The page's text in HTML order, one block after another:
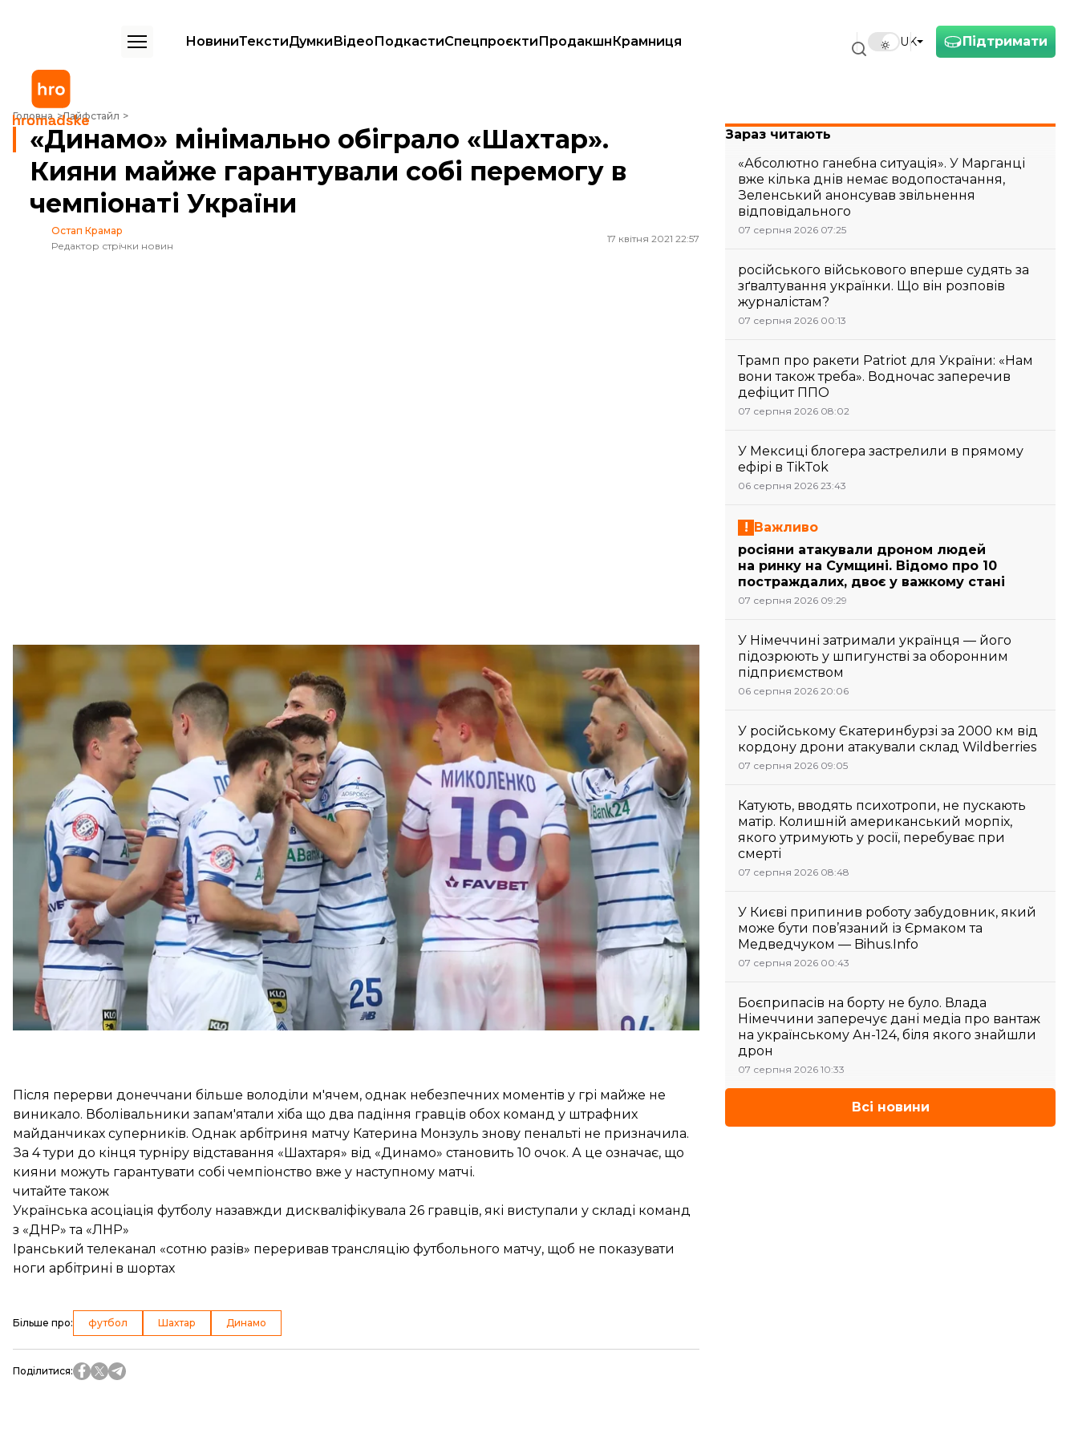
Підтримати
UK
НовиниТекстиДумкиВідеоПодкастиСпецпроєктиПродакшнКрамниця
Головна Лайфстайл
«Динамо» мінімально обіграло «Шахтар». Кияни майже гарантували собі перемогу в чемпіонаті України
«Динамо» мінімально обіграло «Шахтар».
Кияни майже гарантували собі перемогу в
чемпіонаті України
Остап Крамар
Редактор стрічки новин
17 квітня 2021 22:57
Футболісти «Динамо» святкують гол у ворота «Шахтаря» у матчі чемпіонату України
ФК «Динамо»
Київське «Динамо» у матчі 22—го туру чемпіонату України з футболу з рахунком 1:0 виграло в
донецького «Шахтаря». Завдяки цьому кияни майже гарантували собі перемогу в турнірі.
Так, на початку поєдинку кияни намагалися зосередитися на захисті власних воріт. Оскільки ще до
зустрічі перевага «Динамо» над «Шахтарем» становила 7 очок, нічийний результат київську команду
цілком влаштовував. Однак у «Динамо» виникали можливості й для контратак, проте завершити їх
голом не вдавалося.
У середині першого тайму кияни вирівняли гру та почали більше контролювати м'яч. Зрештою це
призвело до атаки, під час якої арбітр призначив пенальті у ворота «Шахтаря». Саме тоді забили
єдиний гол у грі — Карлос де Пена на 34-й хвилині реалізував 11-метровий удар.
Після перерви донеччани більше володіли м'ячем, однак небезпечних моментів у грі майже не
виникало. Вболівальники запам'ятали хіба що два падіння гравців обох команд у штрафних
майданчиках суперників. Однак арбітриня матчу Катерина Монзуль знову пенальті не призначила.
За 4 тури до кінця турніру відставання «Шахтаря» від «Динамо» становить 10 очок. А це означає, що
кияни можуть гарантувати собі чемпіонство вже у наступному матчі.
читайте також
Українська асоціація футболу назавжди дискваліфікувала 26 гравців, які виступали у складі команд
з «ДНР» та «ЛНР»
Іранський телеканал «сотню разів» переривав трансляцію футбольного матчу, щоб не показувати
ноги арбітрині в шортах
Більше про: футбол Шахтар Динамо
Поділитися:
Зараз читають
«Абсолютно ганебна ситуація». У Марганці
вже кілька днів немає водопостачання,
Зеленський анонсував звільнення
відповідального
07 серпня 2026 07:25
російського військового вперше судять за
зґвалтування українки. Що він розповів
журналістам?
07 серпня 2026 00:13
Трамп про ракети Patriot для України: «Нам
вони також треба». Водночас заперечив
дефіцит ППО
07 серпня 2026 08:02
У Мексиці блогера застрелили в прямому
ефірі в TikTok
06 серпня 2026 23:43
Важливо
росіяни атакували дроном людей
на ринку на Сумщині. Відомо про 10
постраждалих, двоє у важкому стані
07 серпня 2026 09:29
У Німеччині затримали українця — його
підозрюють у шпигунстві за оборонним
підприємством
06 серпня 2026 20:06
У російському Єкатеринбурзі за 2000 км від
кордону дрони атакували склад Wildberries
07 серпня 2026 09:05
Катують, вводять психотропи, не пускають
матір. Колишній американський морпіх,
якого утримують у росії, перебуває при
смерті
07 серпня 2026 08:48
У Києві припинив роботу забудовник, який
може бути пов’язаний із Єрмаком та
Медведчуком — Bihus.Info
07 серпня 2026 00:43
Боєприпасів на борту не було. Влада
Німеччини заперечує дані медіа про вантаж
на українському Ан-124, біля якого знайшли
дрон
07 серпня 2026 10:33
Всі новини